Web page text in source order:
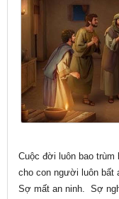
Cuộc đời luôn bao
cho con người luôn
Sợ mất an ninh. Sợ